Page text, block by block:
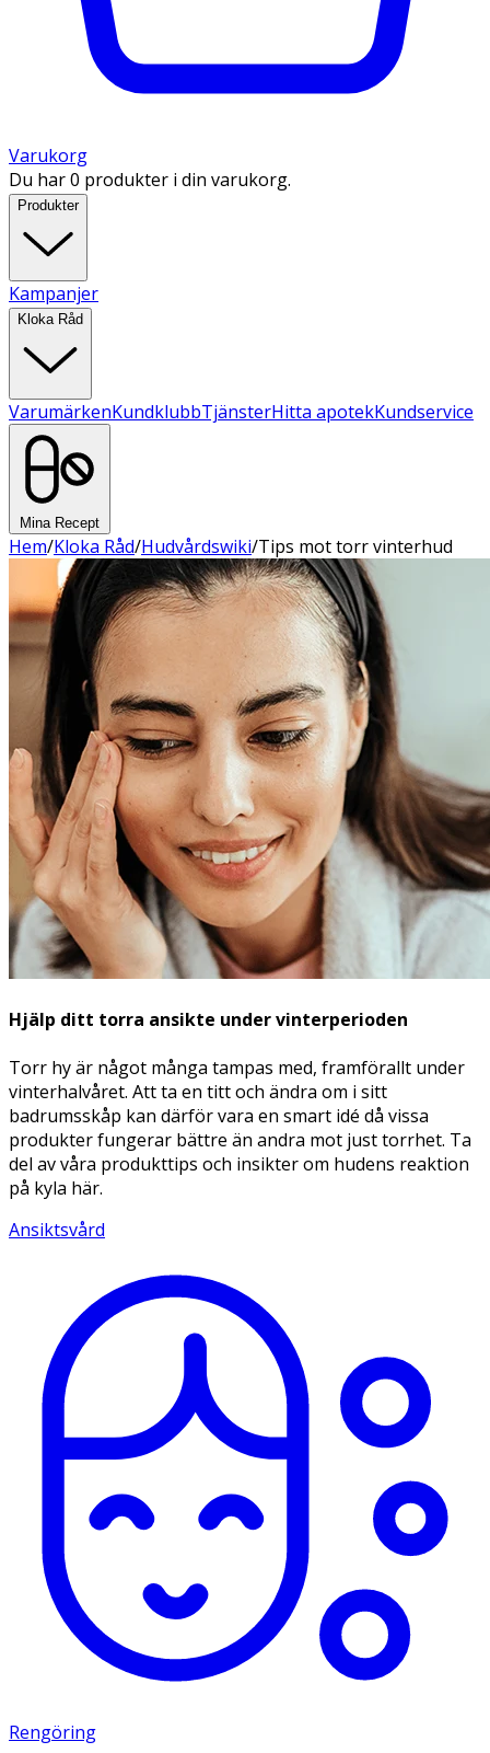
Varukorg
Du har 0 produkter i din varukorg.
Produkter
Kampanjer
Kloka Råd
VarumärkenKundklubbTjänsterHitta apotekKundservice
Mina Recept
Hem/Kloka Råd/Hudvårdswiki/Tips mot torr vinterhud
Hjälp ditt torra ansikte under vinterperioden
Torr hy är något många tampas med, framförallt under
vinterhalvåret. Att ta en titt och ändra om i sitt
badrumsskåp kan därför vara en smart idé då vissa
produkter fungerar bättre än andra mot just torrhet. Ta
del av våra produkttips och insikter om hudens reaktion
på kyla här.
Ansiktsvård
Rengöring